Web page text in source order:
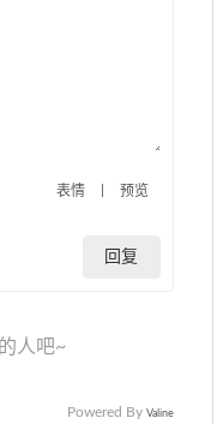
表情 预览
回复
人吧~
Powered By Valine